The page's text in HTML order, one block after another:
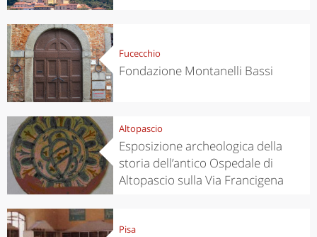
Fucecchio
Fondazione Montanelli Bassi
Altopascio
Esposizione archeologica della
storia dell’antico Ospedale di
Altopascio sulla Via Francigena
Pisa